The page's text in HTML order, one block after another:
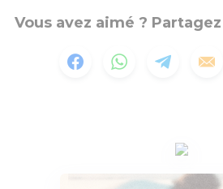
Vous avez aimé ?